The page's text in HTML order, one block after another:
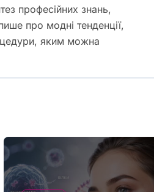
професійних знань,
про модні тенденції,
яким можна